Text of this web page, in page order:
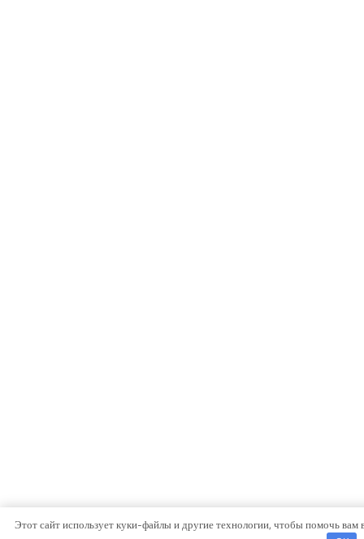
Этот сайт использует куки-файлы и другие технологии, чтобы помочь вам